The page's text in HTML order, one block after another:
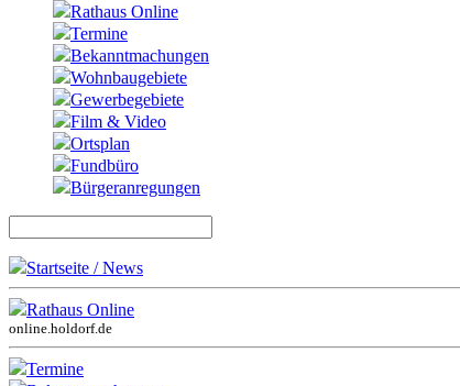
Rathaus Online
Termine
Bekanntmachungen
Wohnbaugebiete
Gewerbegebiete
Film & Video
Ortsplan
Fundbüro
Bürgeranregungen
Startseite / News
Rathaus Online
online.holdorf.de
Termine